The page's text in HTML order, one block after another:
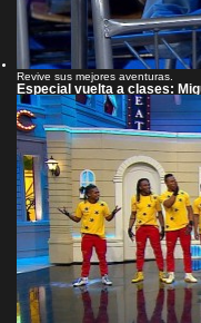
Revive sus mejores aventuras.
Especial vuelta a clases: